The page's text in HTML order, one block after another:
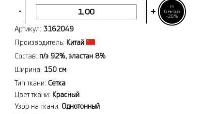
- +
От
6 метров
-20%
Артикул: 3162049
Производитель: Китай
Состав: п/э 92%, эластан 8%
Ширина: 150 см
Тип ткани: Сетка
Цвет ткани: Красный
Узор на ткани: Однотонный